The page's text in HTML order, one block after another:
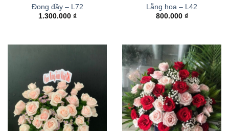
Đong đầy – L72
1.300.000 ₫
Lẵng hoa – L42
800.000 ₫